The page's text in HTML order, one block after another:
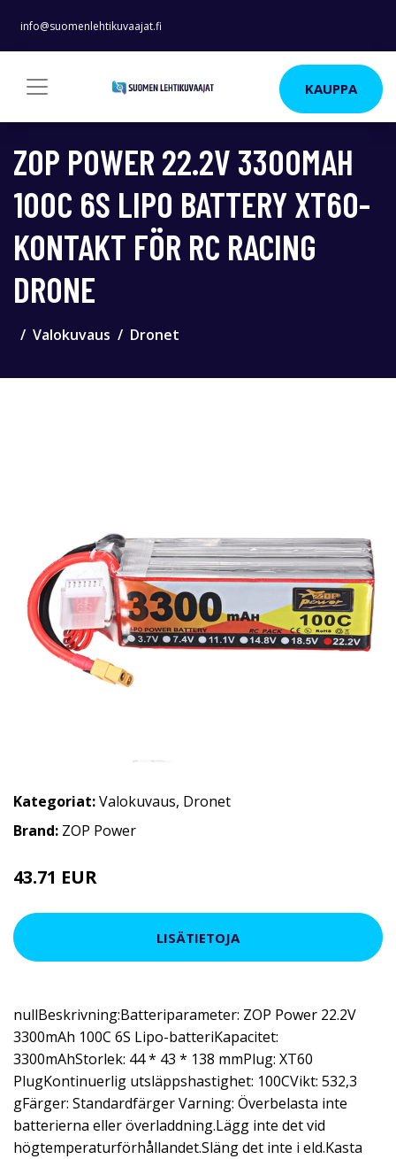
info@suomenlehtikuvaajat.fi
KAUPPA
ZOP POWER 22.2V 3300MAH
100C 6S LIPO BATTERY XT60-
KONTAKT FÖR RC RACING
DRONE
Valokuvaus Dronet
Kategoriat:Valokuvaus, Dronet
Brand: ZOP Power
43.71 EUR
LISÄTIETOJA
nullBeskrivning:Batteriparameter: ZOP Power 22.2V
3300mAh 100C 6S Lipo-batteriKapacitet:
3300mAhStorlek: 44 * 43 * 138 mmPlug: XT60
PlugKontinuerlig utsläppshastighet: 100CVikt: 532,3
gFärger: Standardfärger Varning: Överbelasta inte
batterierna eller överladdning.Lägg inte det vid
högtemperaturförhållandet.Släng det inte i eld.Kasta